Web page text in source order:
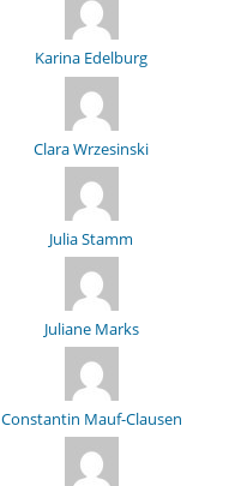
Karina Edelburg
Clara Wrzesinski
Julia Stamm
Juliane Marks
Constantin Mauf-Clausen